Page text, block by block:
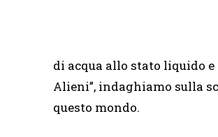
di acqua allo stato liquido
Alieni”, indaghiamo sulla
questo mondo.